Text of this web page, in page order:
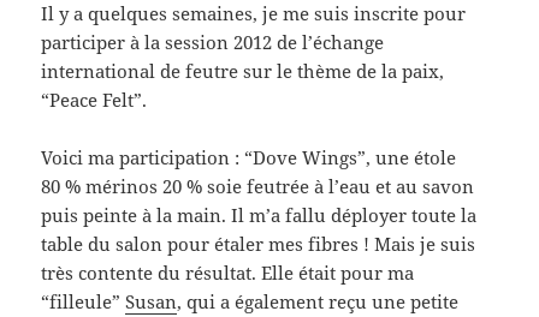
Il y a quelques semaines, je me suis inscrite pour
participer à la session 2012 de l’échange
international de feutre sur le thème de la paix,
“Peace Felt”.
Voici ma participation : “Dove Wings”, une étole
80 % mérinos 20 % soie feutrée à l’eau et au savon
puis peinte à la main. Il m’a fallu déployer toute la
table du salon pour étaler mes fibres ! Mais je suis
très contente du résultat. Elle était pour ma
“filleule”Susan, qui a également reçu une petite